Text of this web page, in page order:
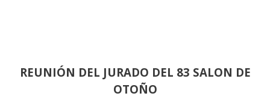
REUNIÓN DEL JURADO DEL 83 SALON DE
OTOÑO